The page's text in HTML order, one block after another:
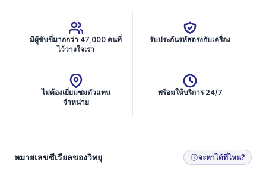
มีผู้ขับขี่มากกว่า 47,000 คนที่
ไว้วางใจเรา
รับประกันรหัสตรงกับเครื่อง
ไม่ต้องเยี่ยมชมตัวแทน
จำหน่าย
พร้อมให้บริการ 24/7
รับรหัสวิทยุ
หมายเลขซีเรียลของวิทยุ จะหาได้ที่ไหน?